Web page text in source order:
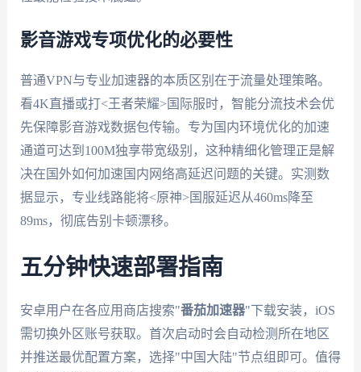
影音游戏专项优化的必要性
普通VPN与专业加速器的本质区别在于流量处理策略。
看4K直播或打<王者荣耀>国际服时，智能分流技术会优
先保障影音游戏数据包传输。专为国内环境优化的加速
通道可达到100M独享带宽级别，这种精细化管理正是解
决在国外如何加速国内网络高延迟问题的关键。实测数
据显示，专业线路能将<原神>国服延迟从460ms降至
89ms，彻底告别卡顿漂移。
五分钟快速部署指南
安卓用户在各应用商店搜索"番茄加速器"下载安装，iOS
需切换外区账号获取。首次启动时会自动检测所在地区
并推送最优配置方案，选择"中国大陆"节点组即可。值得